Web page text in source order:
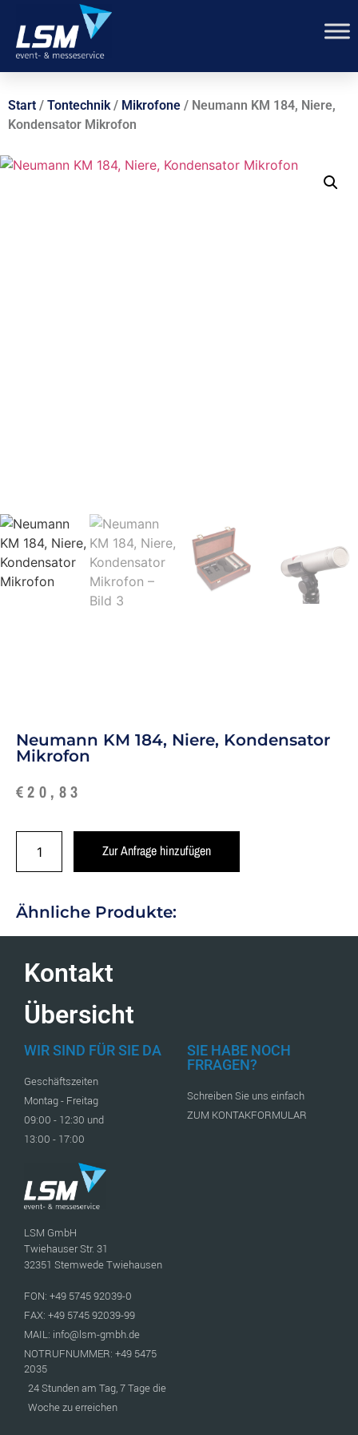
Start / Tontechnik/ Mikrofone / Neumann KM 184, Niere,
Kondensator Mikrofon
Neumann KM 184, Niere, Kondensator
Mikrofon
€20,83
Zur Anfrage hinzufügen
Ähnliche Produkte:
Kontakt
Übersicht
WIR SIND FÜR SIE DA
Geschäftszeiten
Montag - Freitag
09:00 - 12:30 und
13:00 - 17:00
LSM GmbH
Twiehauser Str. 31
32351 Stemwede Twiehausen
FON: +49 5745 92039-0
FAX: +49 5745 92039-99
MAIL: info@lsm-gmbh.de
NOTRUFNUMMER: +49 5475
2035
24 Stunden am Tag, 7 Tage die
Woche zu erreichen
SIE HABE NOCH
FRRAGEN?
Schreiben Sie uns einfach
ZUM KONTAKFORMULAR